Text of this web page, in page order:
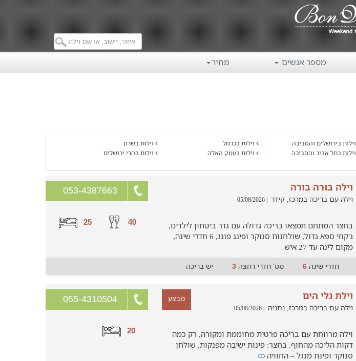
מספר אנשים מחיר
וילות בירושלים והסביבה וילות בכרמל
וילות בשרון
וילות בתל אביב והסביבה וילות בעמק האלה
וילות בהרי ירושלים
053-4387663
40
25
וילה בורה בורה
וילה עם בריכה במרכז, קידר | 05/08/2026
בחצר המתחם תמצאו בריכה גדולה עם גדר ביטחון לילדים,
ג'קוזי ספא גדול, שולחנות סנוקר ופינג פונג, 6 חדרי שינה,
מקום לינה עד 27 איש
חדרי שינה6 מס' חדרי רחצה3 יש בריכה
055-4310504
20
מבצע וילת גלי הים
וילה עם בריכה במרכז, נתניה | 05/08/2026
וילה מרווחת עם בריכה פרטית מחוממת ומקורה, רק כמה
דקות הליכה מהחוף. בחצר: פינות ישיבה מפנקות, שולחן
סנוקר ופינת מנגל – החוויה